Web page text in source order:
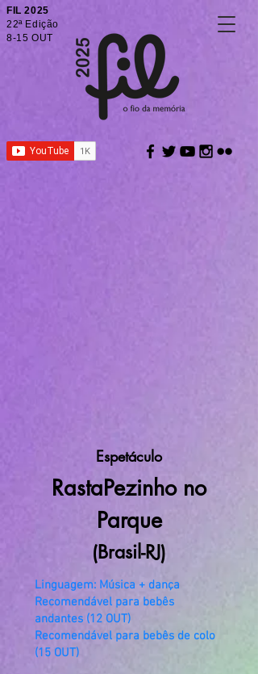
FIL 2025
22ª Edição
8-15 OUT
Espetáculo
RastaPezinho no
Parque
(Brasil-RJ)
Linguagem: Música + dança
Recomendável para bebês
andantes (12 OUT)
Recomendável para bebês de colo
(15 OUT)